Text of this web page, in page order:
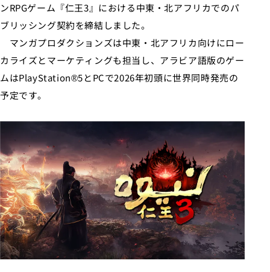
ンRPGゲーム『仁王3』における中東・北アフリカでのパ
ブリッシング契約を締結しました。
マンガプロダクションズは中東・北アフリカ向けにロー
カライズとマーケティングも担当し、アラビア語版のゲー
ムはPlayStation®5とPCで2026年初頭に世界同時発売の
予定です。